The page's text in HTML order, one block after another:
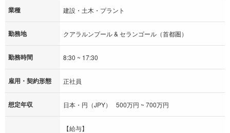
業種 建設・土木・プラント
勤務地 クアラルンプール & セランゴール（首都圏）
勤務時間 8:30 ~ 17:30
雇用・契約形態 正社員
想定年収 日本・円（JPY） 500万円 ~ 700万円
【給与】